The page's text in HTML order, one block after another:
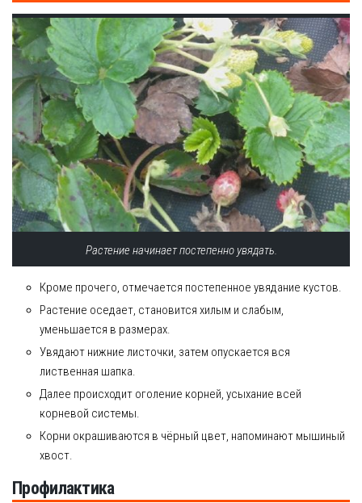
Растение начинает постепенно увядать.
Кроме прочего, отмечается постепенное увядание кустов.
Растение оседает, становится хилым и слабым,
уменьшается в размерах.
Увядают нижние листочки, затем опускается вся
лиственная шапка.
Далее происходит оголение корней, усыхание всей
корневой системы.
Корни окрашиваются в чёрный цвет, напоминают мышиный
хвост.
Профилактика